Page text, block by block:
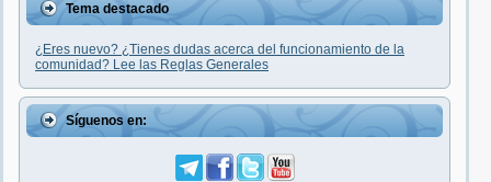
Tema destacado
¿Eres nuevo? ¿Tienes dudas acerca del funcionamiento de la
comunidad? Lee las Reglas Generales
Síguenos en: